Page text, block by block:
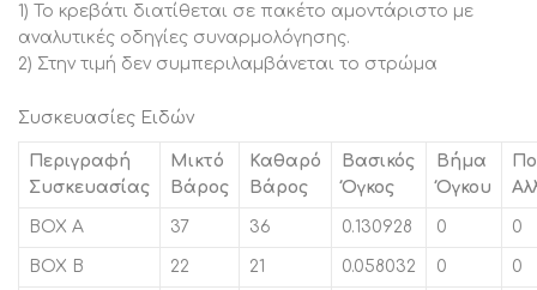
1) Το κρεβάτι διατίθεται σε πακέτο αμοντάριστο με
αναλυτικές οδηγίες συναρμολόγησης.
2) Στην τιμή δεν συμπεριλαμβάνεται το στρώμα
Συσκευασίες Ειδών
Περιγραφή
Συσκευασίας
Μικτό
Βάρος
Καθαρό
Βάρος
Βασικός
Όγκος
Βήμα
Όγκου
BOX A 37 36 0.130928 0 0
BOX B 22 21 0.058032 0 0